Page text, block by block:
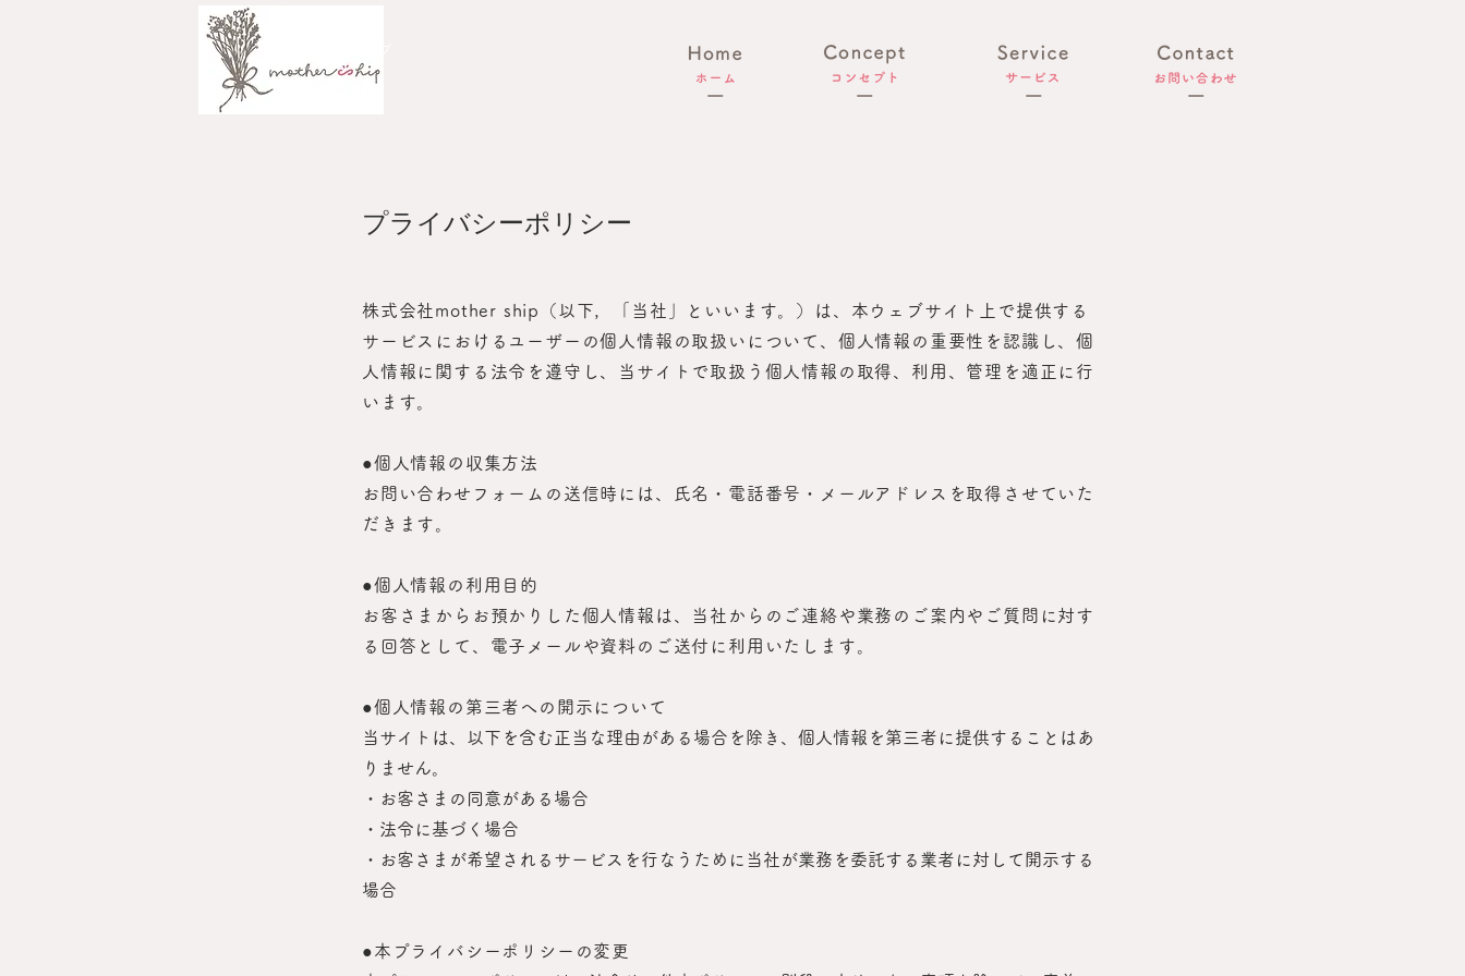
​株式会社mother ship マザーシップ
プライバシーポリシー
株式会社mother ship（以下，「当社」といいます。）は、本ウェブサイト上で提供する
サービスにおけるユーザーの個人情報の取扱いについて、個人情報の重要性を認識し、個
人情報に関する法令を遵守し、当サイトで取扱う個人情報の取得、利用、管理を適正に行
います。
●個人情報の収集方法
お問い合わせフォームの送信時には、氏名・電話番号・メールアドレスを取得させていた
だきます。
●個人情報の利用目的
お客さまからお預かりした個人情報は、当社からのご連絡や業務のご案内やご質問に対す
る回答として、電子メールや資料のご送付に利用いたします。
●個人情報の第三者への開示について
当サイトは、以下を含む正当な理由がある場合を除き、個人情報を第三者に提供することはあ
りません。
・お客さまの同意がある場合
・法令に基づく場合
・お客さまが希望されるサービスを行なうために当社が業務を委託する業者に対して開示する
場合
●本プライバシーポリシーの変更